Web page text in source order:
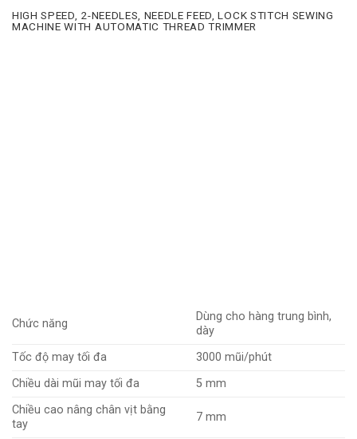
HIGH SPEED, 2-NEEDLES, NEEDLE FEED, LOCK STITCH SEWING
MACHINE WITH AUTOMATIC THREAD TRIMMER
Chức năng
Dùng cho hàng trung bình,
dày
Tốc độ may tối đa
3000 mũi/phút
Chiều dài mũi may tối đa
5 mm
Chiều cao nâng chân vịt bằng
tay
7 mm